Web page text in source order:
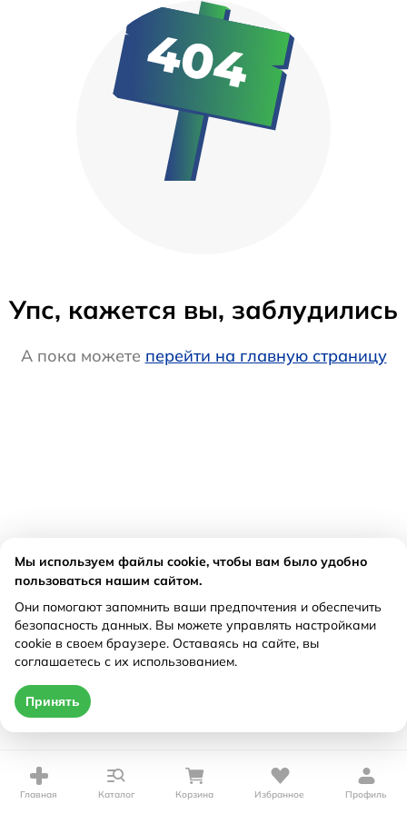
Упс, кажется вы, заблудились
А пока можете перейти на главную страницу
Главная Каталог Корзина Избранное Профиль
Мы используем файлы cookie, чтобы вам было удобно
пользоваться нашим сайтом.
Они помогают запомнить ваши предпочтения и обеспечить
безопасность данных. Вы можете управлять настройками
cookie в своем браузере. Оставаясь на сайте, вы
соглашаетесь с их использованием.
Принять